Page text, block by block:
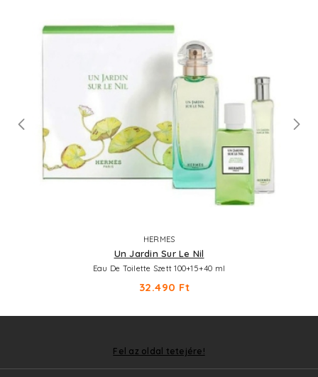
HERMES
Un Jardin Sur Le Nil
Eau De Toilette Szett 100+15+40 ml
32.490 Ft
Fel az oldal tetejére!